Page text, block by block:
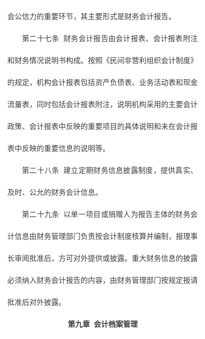
会公信力的重要环节，其主要形式是财务会计报告。
第二十七条 财务会计报告由会计报表、会计报表附注
和财务情况说明书构成。按照《民间非营利组织会计制度》
的规定，机构会计报表包括资产负债表、业务活动表和现金
流量表，同时包括会计报表附注，说明机构采用的主要会计
政策、会计报表中反映的重要项目的具体说明和未在会计报
表中反映的重要信息的说明等。
第二十八条 建立定期财务信息披露制度，提供真实、
及时、公允的财务会计信息。
第二十九条 以单一项目或捐赠人为报告主体的财务会
计信息由财务管理部门负责按会计制度核算并编制，报理事
长审阅批准后，方可对外提供或披露。重大财务信息的披露
必须纳入财务会计报告的内容，由财务管理部门按规定报请
批准后对外披露。
第九章 会计档案管理